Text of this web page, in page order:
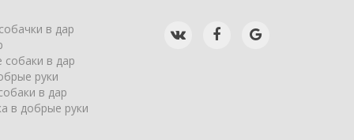
в дар
собаки в дар
руки
в дар
в добрые руки